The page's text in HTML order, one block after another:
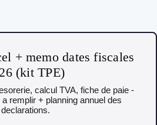
+ memo dates fiscales
(kit TPE)
calcul TVA, fiche de paie -
remplir + planning annuel des
declarations.